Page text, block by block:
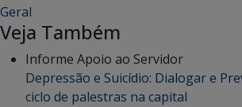
Geral
Veja Também
Informe Apoio ao Servidor
Depressão e Suicídio: Dialogar e
ciclo de palestras na capital